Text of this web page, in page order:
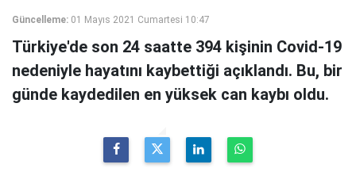
Güncelleme: 01 Mayıs 2021 Cumartesi 10:47
Türkiye'de son 24 saatte 394 kişinin Covid-19
nedeniyle hayatını kaybettiği açıklandı. Bu, bir
günde kaydedilen en yüksek can kaybı oldu.